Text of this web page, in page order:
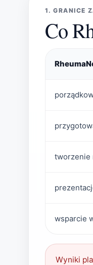
1. GRANICE
Co
tworzenie
wsparcie
Wyniki